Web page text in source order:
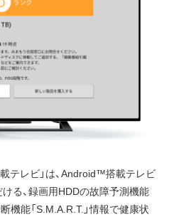
テレビ」は、Android™搭載テレビ
る、録画用HDDの故障予測機能
機能「S.M.A.R.T.」情報で健康状